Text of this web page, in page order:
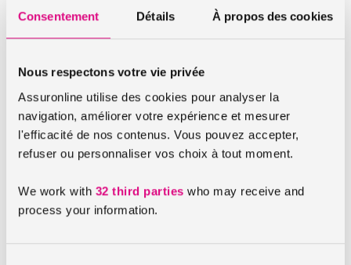
Consentement Détails À propos des cookies
Nous respectons votre vie privée
Assuronline utilise des cookies pour analyser la
navigation, améliorer votre expérience et mesurer
l'efficacité de nos contenus. Vous pouvez accepter,
refuser ou personnaliser vos choix à tout moment.
We work with 32 third parties who may receive and
process your information.
depuis le 1er janvier 2015. La demande de résiliation est
effectuée par le nouvel assureur et intervient dans un délai
la demande de résiliation.
Résiliation du contrat pour changement de
situation
La résiliation peut également intervenir à tout moment en
aggravation du risque couvert ou encore augmentation du
tarif d’assurance aux conditions prévues au contrat.